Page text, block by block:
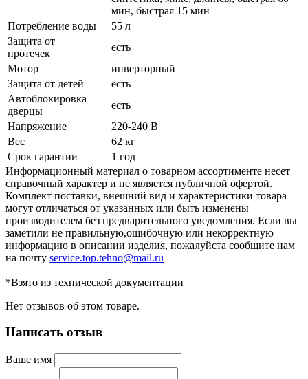
мин, быстрая 15 мин
Потребление воды
55 л
Защита от
протечек
есть
Мотор
инверторный
Защита от детей
есть
Автоблокировка
дверцы
есть
Напряжение
220-240 В
Вес
62 кг
Срок гарантии
1 год
Информационный материал о товарном ассортименте несет
справочный характер и не является публичной офертой.
Комплект поставки, внешний вид и характеристики товара
могут отличаться от указанных или быть изменены
производителем без предварительного уведомления. Если вы
заметили не правильную,ошибочную или некорректную
информацию в описании изделия, пожалуйста сообщите нам
на почту service.top.tehno@mail.ru
*Взято из технической документации
Нет отзывов об этом товаре.
Написать отзыв
Ваше имя